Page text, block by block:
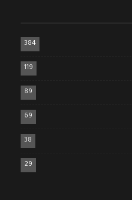
384
119
89
69
38
29